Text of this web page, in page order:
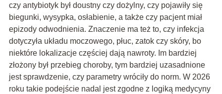
czy antybiotyk był doustny czy dożylny, czy pojawiły się
biegunki, wysypka, osłabienie, a także czy pacjent miał
epizody odwodnienia. Znaczenie ma też to, czy infekcja
dotyczyła układu moczowego, płuc, zatok czy skóry, bo
niektóre lokalizacje częściej dają nawroty. Im bardziej
złożony był przebieg choroby, tym bardziej uzasadnione
jest sprawdzenie, czy parametry wróciły do norm. W 2026
roku takie podejście nadal jest zgodne z logiką medycyny